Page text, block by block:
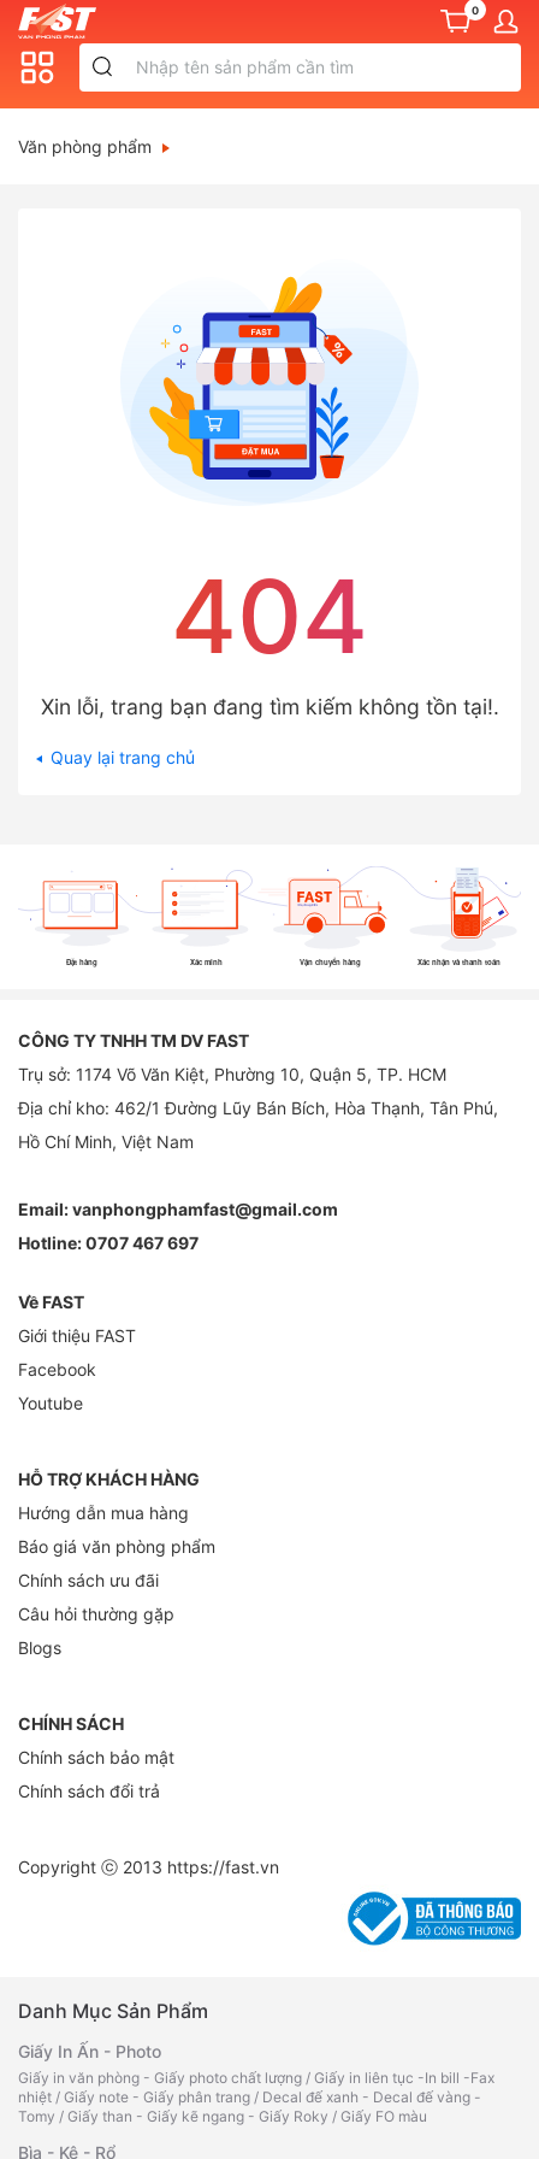
0
Văn phòng phẩm
404
Xin lỗi, trang bạn đang tìm kiếm không tồn tại!.
Quay lại trang chủ
Đặt hàng Xác minh Vận chuyển hàng Xác nhận và thanh toán
CÔNG TY TNHH TM DV FAST
Trụ sở: 1174 Võ Văn Kiệt, Phường 10, Quận 5, TP. HCM
Địa chỉ kho: 462/1 Đường Lũy Bán Bích, Hòa Thạnh, Tân Phú,
Hồ Chí Minh, Việt Nam
Email:vanphongphamfast@gmail.com
Hotline:0707 467 697
Về FAST
Giới thiệu FAST
Facebook
Youtube
HỖ TRỢ KHÁCH HÀNG
Hướng dẫn mua hàng
Báo giá văn phòng phẩm
Chính sách ưu đãi
Câu hỏi thường gặp
Blogs
CHÍNH SÁCH
Chính sách bảo mật
Chính sách đổi trả
Copyright ⓒ 2013 https://fast.vn
Danh Mục Sản Phẩm
Giấy In Ấn - Photo
Giấy in văn phòng - Giấy photo chất lượng / Giấy in liên tục -In bill -Fax
nhiệt / Giấy note - Giấy phân trang / Decal đế xanh - Decal đế vàng -
Tomy / Giấy than - Giấy kẽ ngang - Giấy Roky / Giấy FO màu
Bìa - Kệ - Rổ